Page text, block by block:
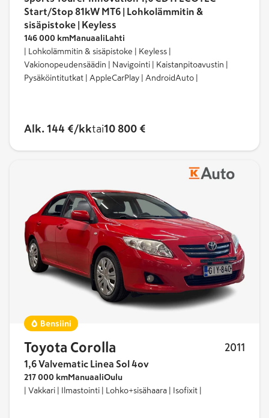
Start/Stop 81kW MT6 | Lohkolämmitin &
sisäpistoke | Keyless
146 000 km Manuaali Lahti
| Lohkolämmitin & sisäpistoke | Keyless |
Vakionopeudensäädin | Navigointi | Kaistanpitoavustin |
Pysäköintitutkat | AppleCarPlay | AndroidAuto |
Alk. 144 €/kktai10 800 €
Bensiini
Toyota Corolla 2011
1,6 Valvematic Linea Sol 4ov
217 000 kmManuaaliOulu
| Vakkari | Ilmastointi | Lohko+sisähaara | Isofixit |